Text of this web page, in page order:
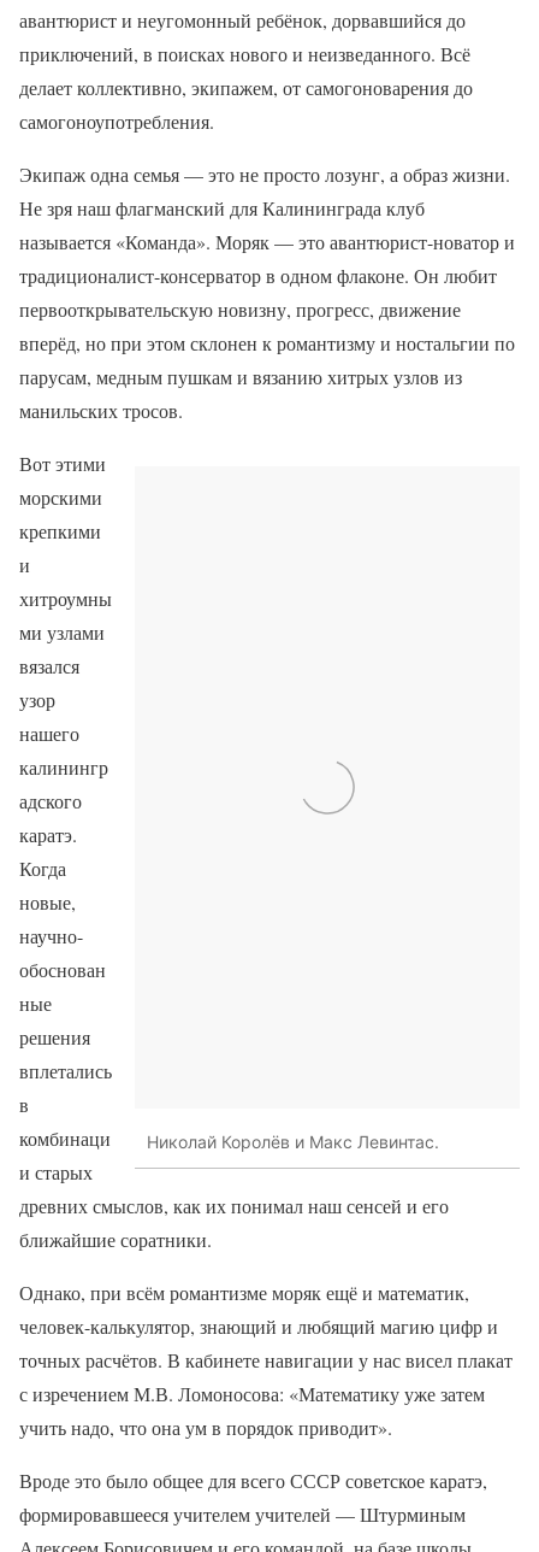
авантюрист и неугомонный ребёнок, дорвавшийся до
приключений, в поисках нового и неизведанного. Всё
делает коллективно, экипажем, от самогоноварения до
самогоноупотребления.
Экипаж одна семья — это не просто лозунг, а образ жизни.
Не зря наш флагманский для Калининграда клуб
называется «Команда». Моряк — это авантюрист-новатор и
традиционалист-консерватор в одном флаконе. Он любит
первооткрывательскую новизну, прогресс, движение
вперёд, но при этом склонен к романтизму и ностальгии по
парусам, медным пушкам и вязанию хитрых узлов из
манильских тросов.
Николай Королёв и Макс Левинтас.
Вот этими
морскими
крепкими
и
хитроумны
ми узлами
вязался
узор
нашего
калинингр
адского
каратэ.
Когда
новые,
научно-
обоснован
ные
решения
вплетались
в
комбинаци
и старых
древних смыслов, как их понимал наш сенсей и его
ближайшие соратники.
Однако, при всём романтизме моряк ещё и математик,
человек-калькулятор, знающий и любящий магию цифр и
точных расчётов. В кабинете навигации у нас висел плакат
с изречением М.В. Ломоносова: «Математику уже затем
учить надо, что она ум в порядок приводит».
Вроде это было общее для всего СССР советское каратэ,
формировавшееся учителем учителей — Штурминым